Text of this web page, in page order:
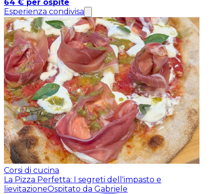
64 € per ospite
Esperienza condivisa
Corsi di cucina
La Pizza Perfetta: I segreti dell'impasto e
lievitazioneOspitato da Gabriele